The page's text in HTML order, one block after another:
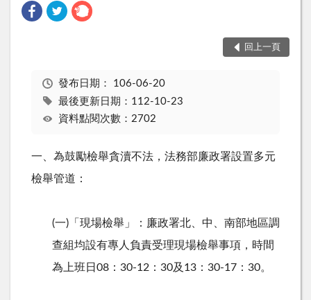
回上一頁
發布日期： 106-06-20
最後更新日期：112-10-23
資料點閱次數：2702
一、為鼓勵檢舉貪瀆不法，法務部廉政署設置多元
檢舉管道：
(一) 「現場檢舉」：廉政署北、中、南部地區調
查組均設有專人負責受理現場檢舉事項，時間
為上班日 08 ： 30-12 ： 30及 13 ： 30-17 ： 30。